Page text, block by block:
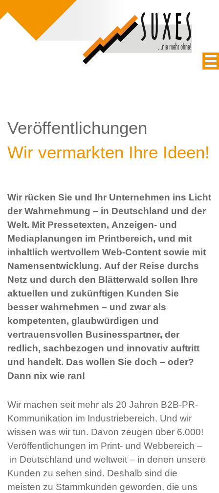
Veröffentlichungen
Wir vermarkten Ihre Ideen!
Wir rücken Sie und Ihr Unternehmen ins Licht
der Wahrnehmung – in Deutschland und der
Welt. Mit Pressetexten, Anzeigen- und
Mediaplanungen im Printbereich, und mit
inhaltlich wertvollem Web-Content sowie mit
Namensentwicklung. Auf der Reise durchs
Netz und durch den Blätterwald sollen Ihre
aktuellen und zukünftigen Kunden Sie
besser wahrnehmen – und zwar als
kompetenten, glaubwürdigen und
vertrauensvollen Businesspartner, der
redlich, sachbezogen und innovativ auftritt
und handelt. Das wollen Sie doch – oder?
Dann nix wie ran!
Wir machen seit mehr als 20 Jahren B2B-PR-
Kommunikation im Industriebereich. Und wir
wissen was wir tun. Davon zeugen über 6.000!
Veröffentlichungen im Print- und Webbereich –
in Deutschland und weltweit – in denen unsere
Kunden zu sehen sind. Deshalb sind die
meisten zu Stammkunden geworden, die uns